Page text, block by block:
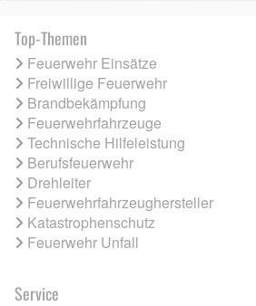
Top-Themen
Feuerwehr Einsätze
Freiwillige Feuerwehr
Brandbekämpfung
Feuerwehrfahrzeuge
Technische Hilfeleistung
Berufsfeuerwehr
Drehleiter
Feuerwehrfahrzeughersteller
Katastrophenschutz
Feuerwehr Unfall
Service